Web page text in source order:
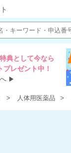
典として今なら
プレゼント中！
▶
人体用医薬品